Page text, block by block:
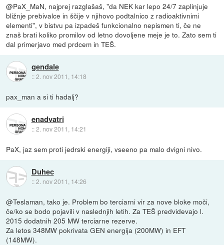
@PaX_MaN, najprej razglašaš, "da NEK kar lepo 24/7 zaplinjuje
bližnje prebivalce in ščije v njihovo podtalnico z radioaktivnimi
elementi", v bistvu pa izpadeš funkcionalno nepismen ti, če ne
znaš brati koliko promilov od letno dovoljene meje je to. Zato sem ti
dal primerjavo med prdcem in TEŠ.
gendale
::2. nov 2011, 14:18
pax_man a si ti hadalj?
enadvatri
::2. nov 2011, 14:21
PaX, jaz sem proti jedrski energiji, vseeno pa malo dvigni nivo.
Duhec
::2. nov 2011, 14:26
@Teslaman, tako je. Problem bo terciarni vir za nove bloke moči,
če/ko se bodo pojavili v naslednjih letih. Za TEŠ predvidevajo l.
2015 dodatnih 205 MW terciarne rezerve.
Za letos 348MW pokrivata GEN energija (200MW) in EFT
(148MW).